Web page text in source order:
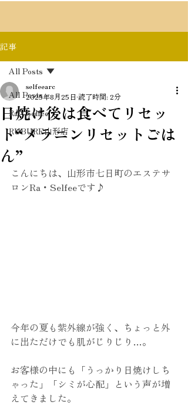
記事
All Posts
Ra・Selfee
RUBURE山形店
All Posts
日焼け後は食べてリセッ
ト“メラニンリセットごは
ん”
selfeearc
2025年8月25日 読了時間: 2分
こんにちは、山形市七日町のエステサ
ロンRa・Selfeeです♪
今年の夏も紫外線が強く、ちょっと外
に出ただけでも肌がじりじり…。
お客様の中にも「うっかり日焼けしち
ゃった」「シミが心配」という声が増
えてきました。